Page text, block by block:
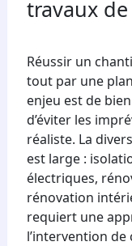
travaux
Réussir un
tout par une
enjeu est de
d’éviter les
réaliste. La
est large :
électriques,
rénovation
requiert une
l’intervention